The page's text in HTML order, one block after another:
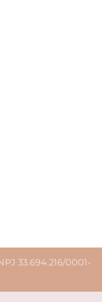
33.694.216/0001-